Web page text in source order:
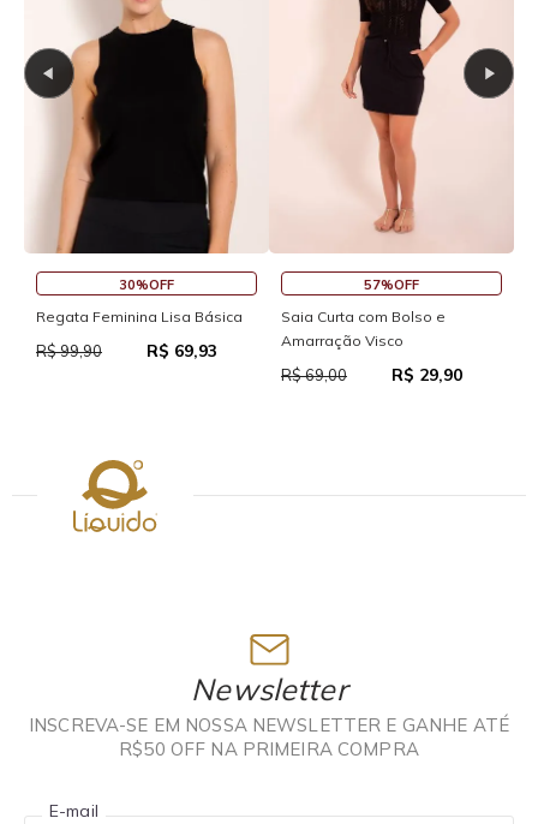
30%OFF
Regata Feminina Lisa Básica
R$ 99,90 R$ 69,93
57%OFF
Saia Curta com Bolso e
Amarração Visco
R$ 69,00 R$ 29,90
Newsletter
INSCREVA-SE EM NOSSA NEWSLETTER E GANHE ATÉ
R$50 OFF NA PRIMEIRA COMPRA
E-mail